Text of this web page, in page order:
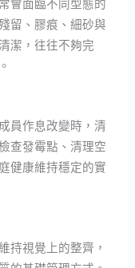
留、膠痕、細砂與
潔，往往不夠完
員作息改變時，清
查發霉點、清理空
健康維持穩定的實
持視覺上的整齊，